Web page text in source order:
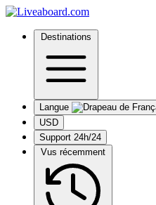
Destinations
Langue
USD
Support 24h/24
Vus récemment